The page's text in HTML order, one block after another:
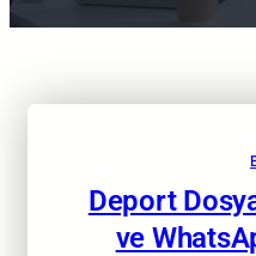
Deport
ve